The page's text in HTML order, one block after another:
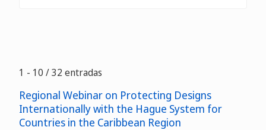
1 - 10 / 32 entradas
Regional Webinar on Protecting Designs
Internationally with the Hague System for
Countries in the Caribbean Region